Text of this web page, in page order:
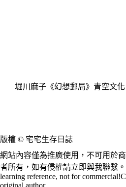
堀川麻子《幻想郵局》青空文
版權 © 宅宅生存日誌
網站內容僅為推廣使用，不可用於
者所有，如有侵權請立即與我聯繫。
learning reference, not for
original author.